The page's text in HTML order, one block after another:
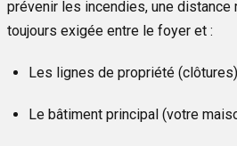
prévenir les incendies, une
toujours exigée entre le foyer et :
Les lignes de propriété
Le bâtiment principal (votre